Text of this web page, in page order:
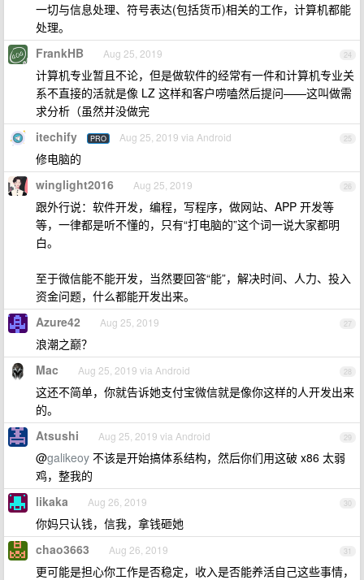
一切与信息处理、符号表达(包括货币)相关的工作，计算机都能
处理。
24
FrankHB Aug 25, 2019
计算机专业暂且不论，但是做软件的经常有一件和计算机专业关
系不直接的活就是像 LZ 这样和客户唠嗑然后提问——这叫做需
求分析（虽然并没做完
25
itechify PRO Aug 25, 2019 via Android
修电脑的
26
winglight2016 Aug 25, 2019
跟外行说：软件开发，编程，写程序，做网站、APP 开发等
等，一律都是听不懂的，只有“打电脑的”这个词一说大家都明
白。
至于微信能不能开发，当然要回答“能”，解决时间、人力、投入
资金问题，什么都能开发出来。
27
Azure42 Aug 25, 2019
浪潮之巅？
28
Mac Aug 25, 2019 via Android
这还不简单，你就告诉她支付宝微信就是像你这样的人开发出来
的。
29
Atsushi Aug 25, 2019 via Android
@galikeoy 不该是开始搞体系结构，然后你们用这破 x86 太弱
鸡，整我的
30
likaka Aug 26, 2019
你妈只认钱，信我，拿钱砸她
31
chao3663 Aug 26, 2019
更可能是担心你工作是否稳定，收入是否能养活自己这些事情，